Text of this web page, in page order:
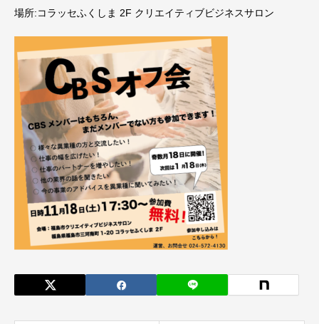
場所:コラッセふくしま 2F クリエイティブビジネスサロン